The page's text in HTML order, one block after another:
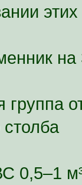
на
группа
столба
0,5–1